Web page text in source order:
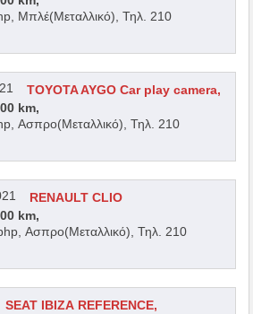
Μπλέ(Μεταλλικό), Τηλ. 210
TOYOTA AYGO Car play camera,
km,
Ασπρο(Μεταλλικό), Τηλ. 210
RENAULT CLIO
km,
Ασπρο(Μεταλλικό), Τηλ. 210
SEAT IBIZA REFERENCE,